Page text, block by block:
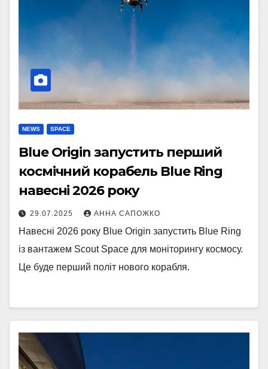
NEWS SPACE
Blue Origin запустить перший
космічний корабель Blue Ring
навесні 2026 року
29.07.2025 АННА САПОЖКО
Навесні 2026 року Blue Origin запустить Blue Ring
із вантажем Scout Space для моніторингу космосу.
Це буде перший політ нового корабля.